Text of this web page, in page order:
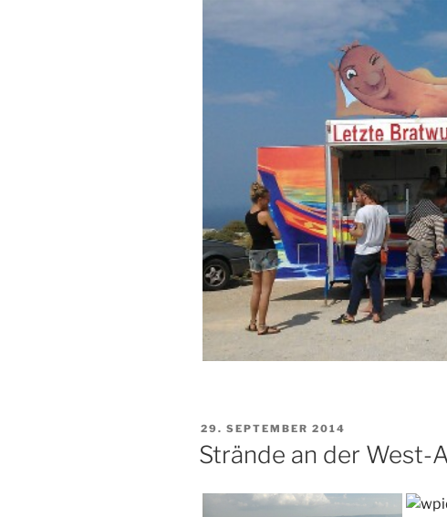
VERÖFFENTLICHT
AM
29. SEPTEMBER 2014
Strände an der West-